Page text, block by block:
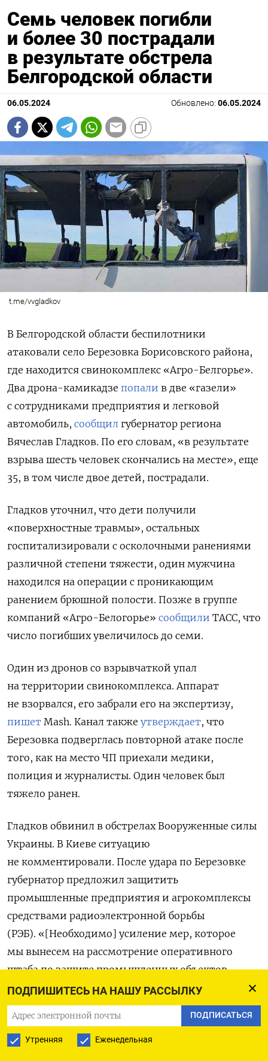
ПОДПИШИТЕСЬ НА НАШУ РАССЫЛКУ
ПОДПИСАТЬСЯ
Утренняя Еженедельная
Семь человек погибли
и более 30 пострадали
в результате обстрела
Белгородской области
06.05.2024 Обновлено: 06.05.2024
t.me/vvgladkov
В Белгородской области беспилотники
атаковали село Березовка Борисовского района,
где находится свинокомплекс «Агро-Белгорье».
Два дрона-камикадзе попали в две «газели»
с сотрудниками предприятия и легковой
автомобиль, сообщил губернатор региона
Вячеслав Гладков. По его словам, «в результате
взрыва шесть человек скончались на месте», еще
35, в том числе двое детей, пострадали.
Гладков уточнил, что дети получили
«поверхностные травмы», остальных
госпитализировали с осколочными ранениями
различной степени тяжести, один мужчина
находился на операции с проникающим
ранением брюшной полости. Позже в группе
компаний «Агро-Белогорье» сообщили ТАСС, что
число погибших увеличилось до семи.
Один из дронов со взрывчаткой упал
на территории свинокомплекса. Аппарат
не взорвался, его забрали его на экспертизу,
пишет Mash. Канал также утверждает, что
Березовка подверглась повторной атаке после
того, как на место ЧП приехали медики,
полиция и журналисты. Один человек был
тяжело ранен.
Гладков обвинил в обстрелах Вооруженные силы
Украины. В Киеве ситуацию
не комментировали. После удара по Березовке
губернатор предложил защитить
промышленные предприятия и агрокомплексы
средствами радиоэлектронной борьбы
(РЭБ). «[Необходимо] усиление мер, которое
мы вынесем на рассмотрение оперативного
штаба по защите промышленных объектов,
агропромышленных комплексов, по порядку
обеспечения защиты, например, РЭБом,
по передвижению вдоль границы на особо
опасных направлениях. Мы должны